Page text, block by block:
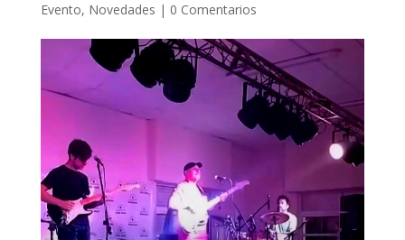
Evento, Novedades | 0 Comentarios